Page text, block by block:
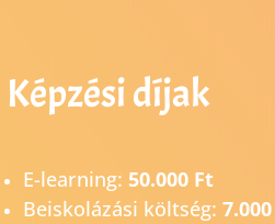
Képzési díjak
E-learning: 50.000 Ft
Beiskolázási költség: